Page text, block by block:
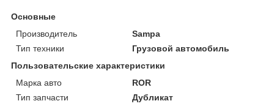
Основные
Производитель
Sampa
Тип техники
Грузовой автомобиль
Пользовательские характеристики
Марка авто
ROR
Тип запчасти
Дубликат